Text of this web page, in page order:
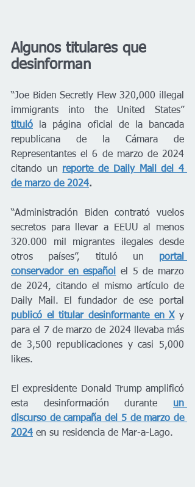
Algunos titulares que
desinforman
“Joe Biden Secretly Flew 320,000 illegal
tituló
la página oficial de la bancada
republicana de la Cámara de
Representantes el 6 de marzo de 2024
citando un reporte de Daily Mail del 4
de marzo de 2024.
“Administración Biden contrató vuelos
secretos para llevar a EEUU al menos
320.000 mil migrantes ilegales desde
otros países”, tituló un portal
conservador en español
el 5 de marzo
de 2024, citando el mismo artículo de
publicó el titular desinformante en X y
para el 7 de marzo de 2024 llevaba más
de 3,500 republicaciones y casi 5,000
likes.
El expresidente Donald Trump amplificó
esta desinformación durante
un
discurso de campaña del 5 de marzo de
2024 en su residencia de Mar-a-Lago.